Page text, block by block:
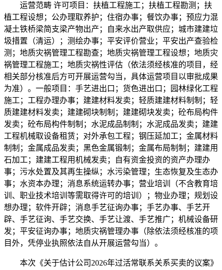
运营范畴 许可项目：扶植工程施工；扶植工程勘测；扶
植工程设想；公办理取养护；住宿办事；餐饮办事；预应力混
凝土铁桥梁简支梁产物出产；自来水出产取供应；城市建建垃
圾措置（清运）；测绘办事；平安评价营业；平安出产查验检
测；地质灾祸管理工程勘查；地质灾祸管理工程设想；地质灾
祸管理工程施工；地质灾祸性评估（依法须经核准的项目，经
相关部分核准后方可开展运营勾当，具体运营项目以审批成果
为准）。一般项目：手艺进出口；货色进出口；园林绿化工程
施工；工程办理办事；建建材料发卖；轻质建建材料制制；轻
质建建材料发卖；建建砌块制制；建建砌块发卖；砼布局构件
发卖；砼布局构件制制；水泥成品制制；水泥成品发卖；建建
工程机械取设备租赁；对外承包工程；钢压延加工；金属材料
制制；金属成品发卖；黑色金属锻制；金属布局制制；建建用
石加工；建建工程用机械发卖；自有资金投资的资产办理办
事；污水处置及其再生操纵；水污染管理；生态恢复及生态办
事；水资本办理；消息系统运转办事；营业培训（不含教育培
训、职业技术培训等需取得许可的培训）；物业办理；规划设
想办理；软件开辟；消息手艺征询办事；手艺办事、手艺开
辟、手艺征询、手艺交换、手艺让渡、手艺推广；机械设备研
发；平安征询办事；地质灾祸管理办事（除依法须经核准的项
目外，凭停业执照依法自从开展运营勾当）。
本次《关于估计公司2026年过活常联系关系买卖的议案》